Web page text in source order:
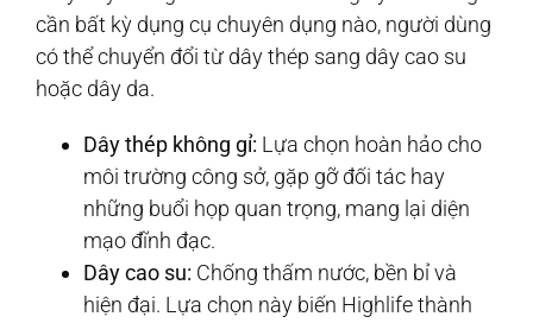
cần bất kỳ dụng cụ chuyên dụng nào, người dùng
có thể chuyển đổi từ dây thép sang dây cao su
hoặc dây da.
Dây thép không gỉ: Lựa chọn hoàn hảo cho
môi trường công sở, gặp gỡ đối tác hay
những buổi họp quan trọng, mang lại diện
mạo đĩnh đạc.
Dây cao su: Chống thấm nước, bền bỉ và
hiện đại. Lựa chọn này biến Highlife thành